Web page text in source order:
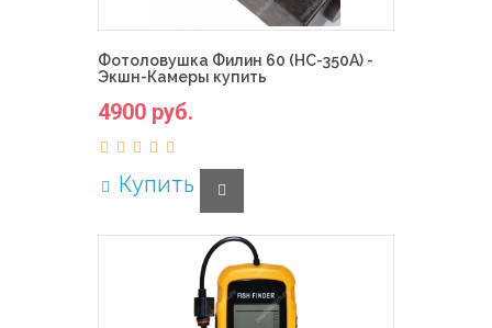
Фотоловушка Филин 60 (HC-350A) -
Экшн-Камеры купить
4900 руб.
Купить